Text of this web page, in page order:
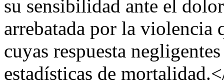
su sensibilidad ante el
arrebatada por la violencia
cuyas respuesta
estadísticas de